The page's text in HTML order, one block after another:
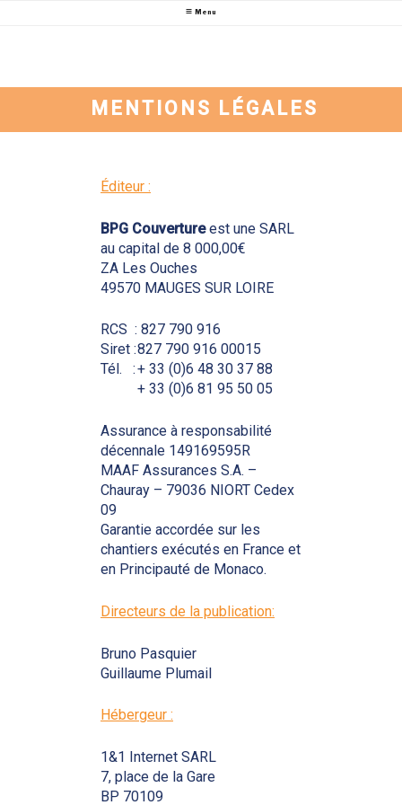
BPG COUVERTURE
SARL BPG est une entreprise de Couverture, Charpente, Zinguerie,
Menu
MENTIONS LÉGALES
Éditeur :
BPG Couvertureest une SARL
au capital de 8 000,00€
ZA Les Ouches
49570 MAUGES SUR LOIRE
RCS :
Siret :
Tél. :
827 790 916
827 790 916 00015
+ 33 (0)6 48 30 37 88
+ 33 (0)6 81 95 50 05
Assurance à responsabilité
décennale 149169595R
MAAF Assurances S.A. –
Chauray – 79036 NIORT Cedex
09
Garantie accordée sur les
chantiers exécutés en France et
en Principauté de Monaco.
Directeurs de la publication:
Bruno Pasquier
Guillaume Plumail
Hébergeur :
1&1 Internet SARL
7, place de la Gare
BP 70109